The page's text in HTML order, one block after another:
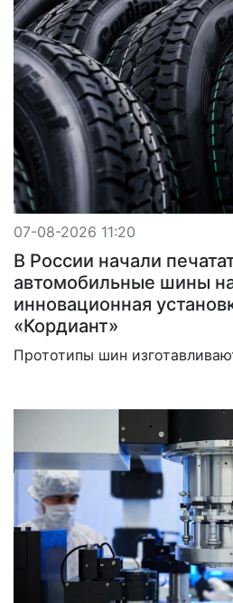
07-08-2026 11:20
В России начали
автомобильные шины
инновационная
«Кордиант»
Прототипы шин